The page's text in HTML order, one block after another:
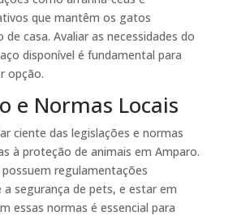
que mantêm os gatos
casa. Avaliar as necessidades do
disponível é fundamental para
opção.
e Normas Locais
ciente das legislações e normas
à proteção de animais em Amparo.
regulamentações
a segurança de pets, e estar em
essas normas é essencial para